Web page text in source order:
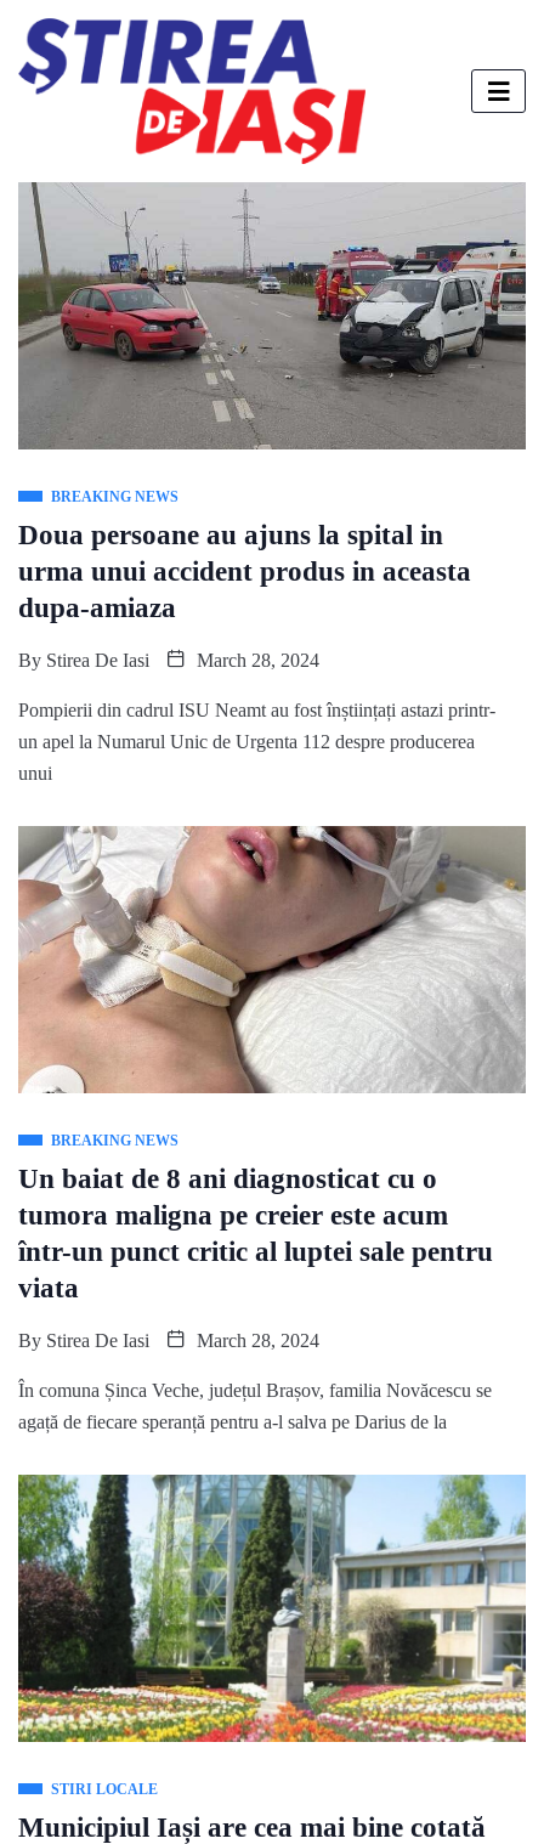
BREAKING NEWS
Doua persoane au ajuns la spital in
urma unui accident produs in aceasta
dupa-amiaza
By Stirea De Iasi March 28, 2024
Pompierii din cadrul ISU Neamt au fost înștiințați astazi printr-
un apel la Numarul Unic de Urgenta 112 despre producerea
unui
BREAKING NEWS
Un baiat de 8 ani diagnosticat cu o
tumora maligna pe creier este acum
într-un punct critic al luptei sale pentru
viata
By Stirea De Iasi March 28, 2024
În comuna Șinca Veche, județul Brașov, familia Novăcescu se
agață de fiecare speranță pentru a-l salva pe Darius de la
STIRI LOCALE
Municipiul Iași are cea mai bine cotată